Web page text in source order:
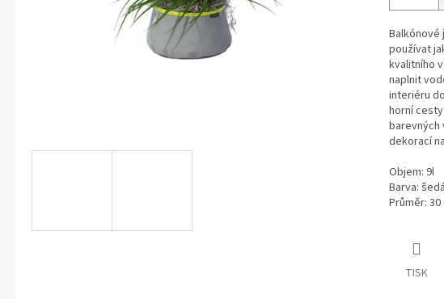
Balkónové
používat
kvalitního
naplnit
interiéru
horní
barevných
dekorací
Objem: 9l
Barva:
Průměr: 30
TISK